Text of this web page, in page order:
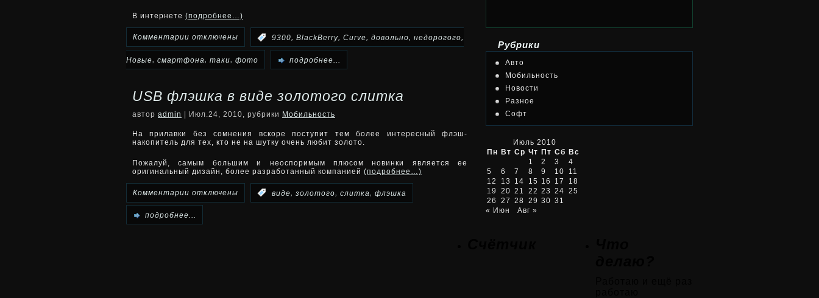
В интернете (подробнее…)
Комментарии к
записи
таки
фото
недорогого
смартфона
отключены 9300, BlackBerry, Curve, довольно, недорогого,
Новые, смартфона, таки, фото подробнее...
USB флэшка в виде золотого слитка
автор admin | Июл.24, 2010, рубрики Мобильность
На прилавки без сомнения вскоре поступит тем более интересный флэш-
накопитель для тех, кто не на шутку очень любит золото.
Пожалуй, самым большим и неоспоримым плюсом новинки является ее
оригинальный дизайн, более разработанный компанией (подробнее…)
Комментарии котключены виде золотого слитка флэшка
подробнее...
Рубрики
Авто
Мобильность
Новости
Разное
Софт
Июль 2010
Пн Вт Ср Чт Пт Сб Вс
1
2 3
4
5
6 7 8 9 10
11
12
13 14 15 16 17
18
19
20 21 22 23 24 25
26
27 28 29 30 31
« Июн
Авг »